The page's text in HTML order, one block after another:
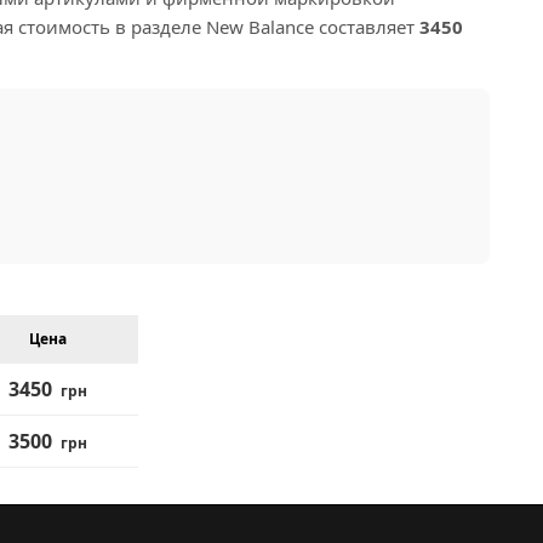
в разделе New Balance составляет 3450
Цена
3450 грн
3500 грн